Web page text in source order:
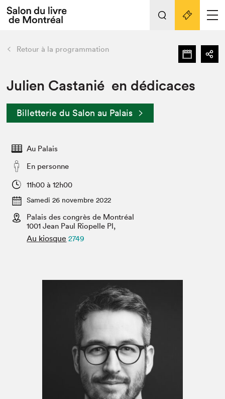
Espace exposant⋅e⋅s
Espace enseignant·e·s
Espace médias
L'événement
Préparer sa visite au Salon
Actualités
SLM PRO
retour Nos activités
Préparer sa visite
Salon dans la ville et en ligne
Projets partenaires
Liens pratiques
Retour à la programmation
Julien Castanié en dédicaces
Billetterie du Salon au Palais
Au Palais
En personne
11h00 à 12h00
Samedi 26 novembre 2022
Palais des congrès de Montréal
1001 Jean Paul Riopelle Pl,
Au kiosque 2749